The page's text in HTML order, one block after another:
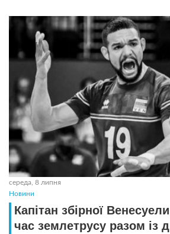
середа, 8 липня
Новини
Капітан збірної
час землетрусу разом із